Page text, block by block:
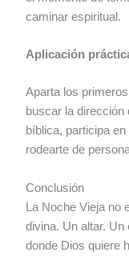
caminar espiritual.
Aplicación
Aparta los
buscar la
bíblica, participa
rodearte de
Conclusión
La Noche Vieja
divina. Un altar.
donde Dios quiere